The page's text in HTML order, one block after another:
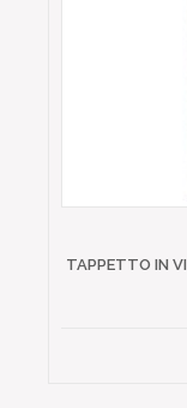
TAPPETTO IN